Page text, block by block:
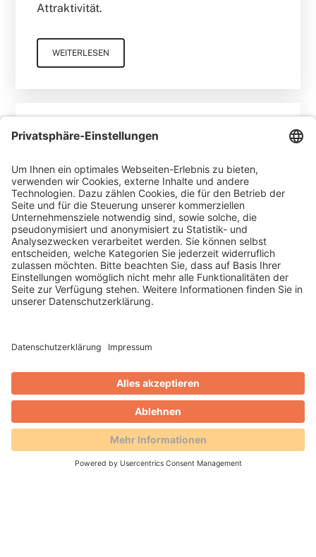
Attraktivität.
WEITERLESEN
Zusammenarbeit mit dem
Reservierungsportal Holidu
02.04.2026 -Mit Inbetriebnahme der
Schnittstelle „Chekin“ intensiviert die AVS